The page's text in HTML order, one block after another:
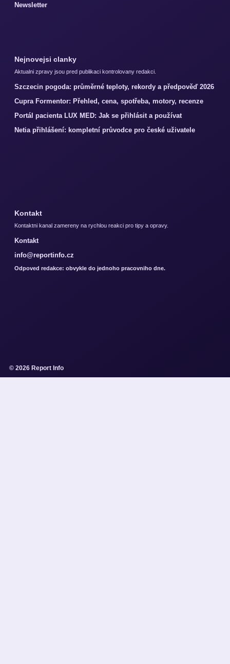
Newsletter
Nejnovejsi clanky
Aktualni zpravy jsou pred publikaci kontrolovany redakci.
Szczecin pogoda: průměrné teploty, rekordy a předpověď 2026
Cupra Formentor: Přehled, cena, spotřeba, motory, recenze
Portál pacienta LUX MED: Jak se přihlásit a používat
Netia přihlášení: kompletní průvodce pro české uživatele
Kontakt
Kontaktni kanal zamereny na rychlou reakci pro tipy a opravy.
Kontakt
info@reportinfo.cz
Odpoved redakce: obvykle do jednoho pracovniho dne.
© 2026 Report Info